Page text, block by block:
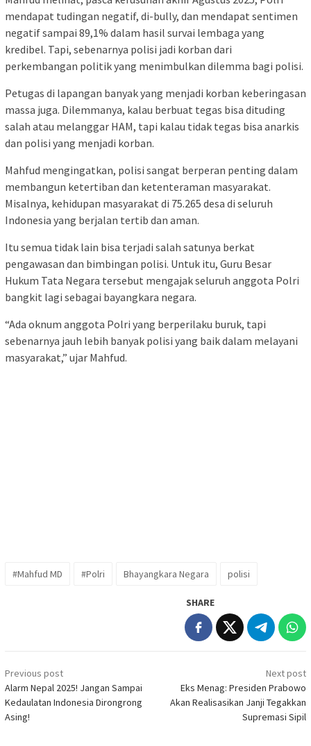
mendapat tudingan negatif, di-bully, dan mendapat sentimen
negatif sampai 89,1% dalam hasil survai lembaga yang
kredibel. Tapi, sebenarnya polisi jadi korban dari
perkembangan politik yang menimbulkan dilemma bagi polisi.
Petugas di lapangan banyak yang menjadi korban keberingasan
massa juga. Dilemmanya, kalau berbuat tegas bisa dituding
salah atau melanggar HAM, tapi kalau tidak tegas bisa anarkis
dan polisi yang menjadi korban.
Mahfud mengingatkan, polisi sangat berperan penting dalam
membangun ketertiban dan ketenteraman masyarakat.
Misalnya, kehidupan masyarakat di 75.265 desa di seluruh
Indonesia yang berjalan tertib dan aman.
Itu semua tidak lain bisa terjadi salah satunya berkat
pengawasan dan bimbingan polisi. Untuk itu, Guru Besar
Hukum Tata Negara tersebut mengajak seluruh anggota Polri
bangkit lagi sebagai bayangkara negara.
“Ada oknum anggota Polri yang berperilaku buruk, tapi
sebenarnya jauh lebih banyak polisi yang baik dalam melayani
masyarakat,” ujar Mahfud.
#Mahfud MD #Polri Bhayangkara Negara polisi
SHARE
Post
navigation
Previous post
Alarm Nepal 2025! Jangan Sampai
Kedaulatan Indonesia Dirongrong
Asing!
Next post
Eks Menag: Presiden Prabowo
Akan Realisasikan Janji Tegakkan
Supremasi Sipil